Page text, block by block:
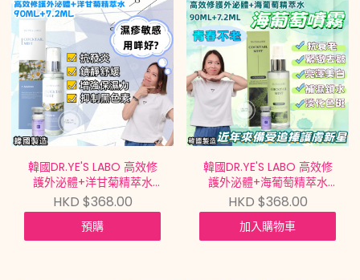
韓國DR.YE'S LABO 高效修
護外泌體+洋甘菊精萃水
COCKTAIL
MIST+EXOSOME AZULENE
EXTRACT
90ML+7.2ML【買滿$699
HKD $368.00
預購
韓國DR.YE'S LABO 高效修
護外泌體+海葡萄精萃水
COCKTAIL
MIST+EXOSOME SEA
GRAPE EXTRACT
90ML+7.2ML【買滿$699
HKD $368.00
加入購物車